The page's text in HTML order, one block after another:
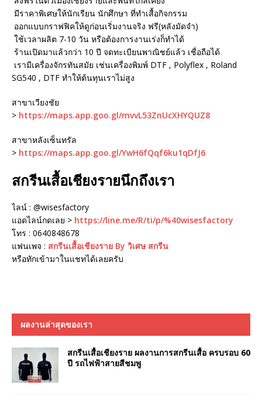
มีราคาพิเศษให้นักเรียน นักศึกษา ที่ทำเสื้อกิจกรรม
ออกแบบกราฟฟิคให้ดูก่อนเริ่มงานจริง ฟรี(หลังมัดจำ)
ใช้เวลาผลิต 7-10 วัน หรือต้องการงานเร่งก็ทำได้
ร้านเปิดมาแล้วกว่า 10 ปี จดทะเบียนพาณิชย์แล้ว เชื่อถือได้
เรามีเครื่องจักรทันสมัย เช่นเครื่องพิมพ์ DTF , Polyflex , Roland
SG540 , DTF ทำให้ต้นทุนเราไม่สูง
สาขาเวียงชัย
> https://maps.app.goo.gl/mvvL53ZnUcXHYQUZ8
สาขาหลังเซ็นทรัล
> https://maps.app.goo.gl/YwH6fQqf6ku1qDfJ6
สกรีนเสื้อเชียงรายนึกถึงเรา
ไลน์ : @wisesfactory
แอดไลน์กดเลย > https://line.me/R/ti/p/%40wisesfactory
โทร : 0640848678
แฟนเพจ : สกรีนเสื้อเชียงราย By วิเศษ สกรีน
หรือทักเข้ามาในแชทได้เลยครับ
ผลงานล่าสุดของเรา
สกรีนเสื้อเชียงราย ผลงานการสกรีนเสื้อ ครบรอบ 60
ปี รถไฟฟ้าสายสีชมพู